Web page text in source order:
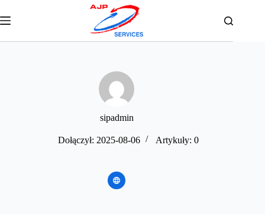
do
treści
sipadmin
Dołączył: 2025-08-06 Artykuły: 0